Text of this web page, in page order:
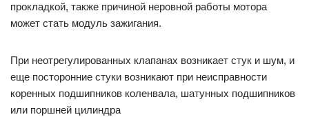
прокладкой, также причиной неровной работы мотора
может стать модуль зажигания.
При неотрегулированных клапанах возникает стук и шум, и
еще посторонние стуки возникают при неисправности
коренных подшипников коленвала, шатунных подшипников
или поршней цилиндра